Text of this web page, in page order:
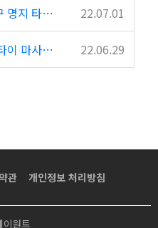
부산 강서구 명지 타이 마사지 "창아로마테라피" 22.07.01
파주 금촌 타이 마사지 "마싸마싸" 22.06.29
관 개인정보 처리방침
이원트